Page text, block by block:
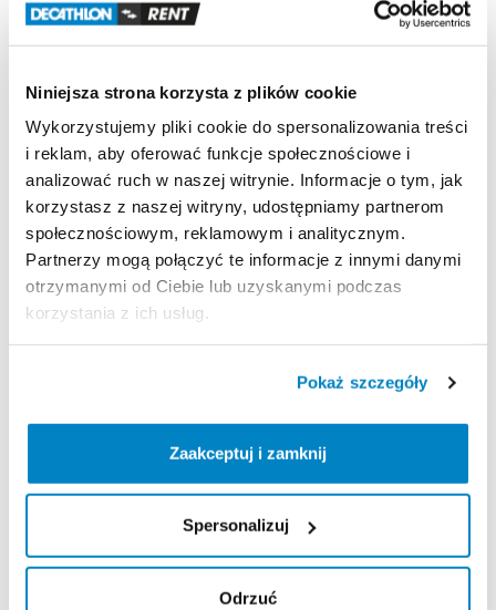
Niniejsza strona korzysta z plików cookie
Wykorzystujemy pliki cookie do spersonalizowania treści
i reklam, aby oferować funkcje społecznościowe i
analizować ruch w naszej witrynie. Informacje o tym, jak
korzystasz z naszej witryny, udostępniamy partnerom
społecznościowym, reklamowym i analitycznym.
Partnerzy mogą połączyć te informacje z innymi danymi
otrzymanymi od Ciebie lub uzyskanymi podczas
korzystania z ich usług.
Pokaż szczegóły
Zaakceptuj i zamknij
Spersonalizuj
Odrzuć
W komplecie z kajakiem znajdują się dwa wiosła i
Zasady wypożyczenia
REGULAMIN
Regulamin wypożyczalni
produktu
Wtorek: 9:00 - 21:00